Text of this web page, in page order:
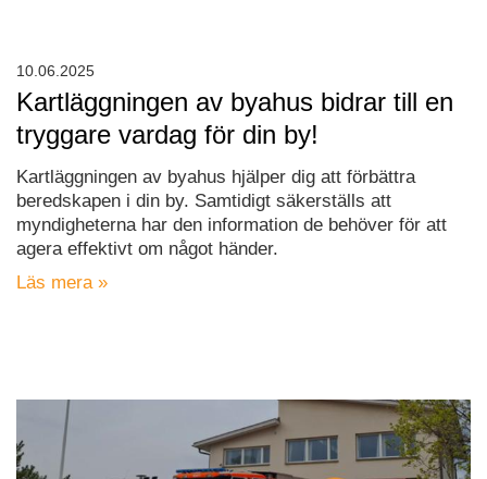
Kartläggningen av byahus bidrar till en
tryggare vardag för din by!
Kartläggningen av byahus hjälper dig att förbättra
beredskapen i din by. Samtidigt säkerställs att
myndigheterna har den information de behöver för att
agera effektivt om något händer.
Läs mera »
10.06.2025